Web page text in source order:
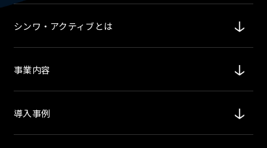
シンワ・アクティブとは
事業内容
導入事例